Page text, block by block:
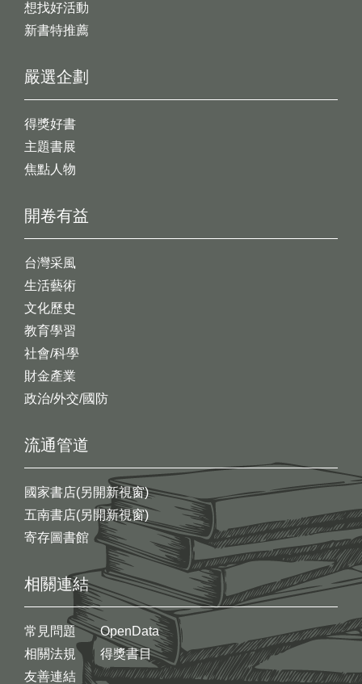
想找好活動
新書特推薦
開卷有益
台灣采風
生活藝術
文化歷史
教育學習
社會/科學
財金產業
政治/外交/國防
嚴選企劃
得獎好書
主題書展
焦點人物
流通管道
國家書店(另開新視窗)
五南書店(另開新視窗)
寄存圖書館
相關連結
常見問題
相關法規
友善連結
OpenData
得獎書目